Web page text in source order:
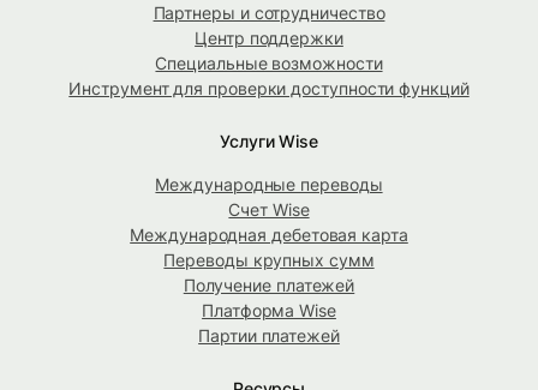
Партнеры и сотрудничество
Центр поддержки
Специальные возможности
Инструмент для проверки доступности функций
Услуги Wise
Международные переводы
Счет Wise
Международная дебетовая карта
Переводы крупных сумм
Получение платежей
Платформа Wise
Партии платежей